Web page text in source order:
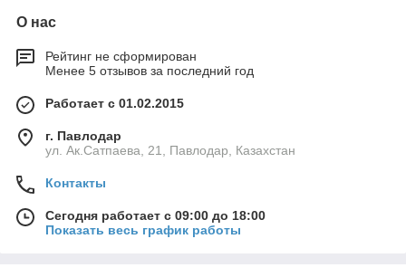
О нас
Рейтинг не сформирован
Менее 5 отзывов за последний год
Работает с 01.02.2015
г. Павлодар
ул. Ак.Сатпаева, 21, Павлодар, Казахстан
Контакты
Сегодня работает с 09:00 до 18:00
Показать весь график работы